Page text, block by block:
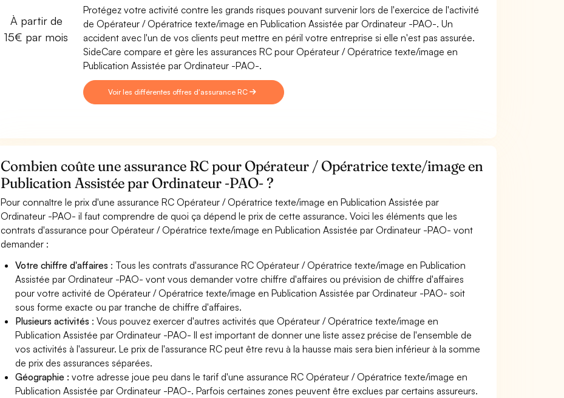
À partir de
15€ par mois
Protégez votre activité contre les grands risques pouvant survenir lors de l'exercice de l'activité
de Opérateur / Opératrice texte/image en Publication Assistée par Ordinateur -PAO-. Un
accident avec l'un de vos clients peut mettre en péril votre entreprise si elle n'est pas assurée.
SideCare compare et gère les assurances RC pour Opérateur / Opératrice texte/image en
Publication Assistée par Ordinateur -PAO-.
Voir les différentes offres d'assurance RC
Combien coûte une assurance RC pour Opérateur / Opératrice texte/image en
Publication Assistée par Ordinateur -PAO- ?
Pour connaître le prix d'une assurance RC Opérateur / Opératrice texte/image en Publication Assistée par
Ordinateur -PAO- il faut comprendre de quoi ça dépend le prix de cette assurance. Voici les éléments que les
contrats d'assurance pour Opérateur / Opératrice texte/image en Publication Assistée par Ordinateur -PAO- vont
demander :
Votre chiffre d'affaires : Tous les contrats d'assurance RC Opérateur / Opératrice texte/image en Publication
Assistée par Ordinateur -PAO- vont vous demander votre chiffre d'affaires ou prévision de chiffre d'affaires
pour votre activité de Opérateur / Opératrice texte/image en Publication Assistée par Ordinateur -PAO- soit
sous forme exacte ou par tranche de chiffre d'affaires.
Plusieurs activités : Vous pouvez exercer d'autres activités que Opérateur / Opératrice texte/image en
Publication Assistée par Ordinateur -PAO- Il est important de donner une liste assez précise de l'ensemble de
vos activités à l'assureur. Le prix de l'assurance RC peut être revu à la hausse mais sera bien inférieur à la somme
de prix des assurances séparées.
Géographie :votre adresse joue peu dans le tarif d'une assurance RC Opérateur / Opératrice texte/image en
Publication Assistée par Ordinateur -PAO-. Parfois certaines zones peuvent être exclues par certains assureurs.